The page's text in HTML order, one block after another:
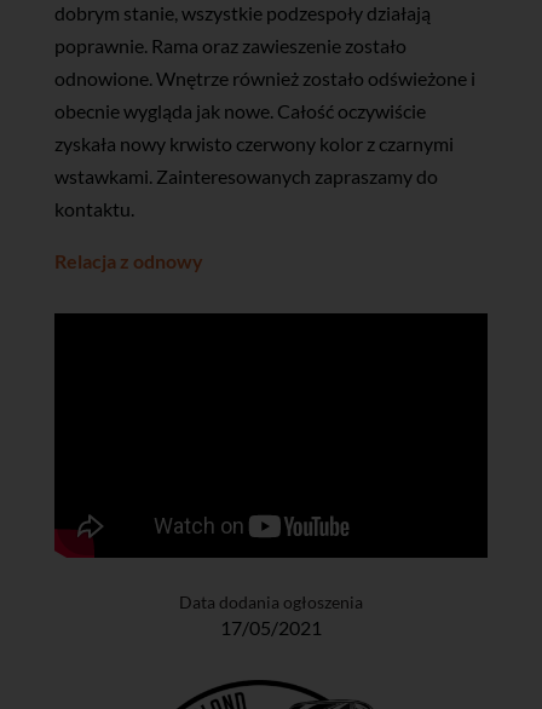
dobrym stanie, wszystkie podzespoły działają
poprawnie. Rama oraz zawieszenie zostało
odnowione. Wnętrze również zostało odświeżone i
obecnie wygląda jak nowe. Całość oczywiście
zyskała nowy krwisto czerwony kolor z czarnymi
wstawkami. Zainteresowanych zapraszamy do
kontaktu.
Relacja z odnowy
Data dodania ogłoszenia
17/05/2021